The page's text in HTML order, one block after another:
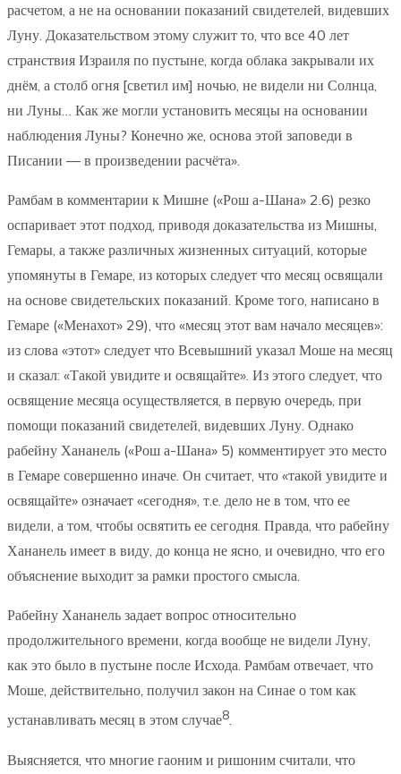
расчетом, а не на основании показаний свидетелей, видевших
Луну. Доказательством этому служит то, что все 40 лет
странствия Израиля по пустыне, когда облака закрывали их
днём, а столб огня [светил им] ночью, не видели ни Солнца,
ни Луны… Как же могли установить месяцы на основании
наблюдения Луны? Конечно же, основа этой заповеди в
Писании — в произведении расчёта».
Рамбам в комментарии к Мишне («Рош а-Шана» 2.6) резко
оспаривает этот подход, приводя доказательства из Мишны,
Гемары, а также различных жизненных ситуаций, которые
упомянуты в Гемаре, из которых следует что месяц освящали
на основе свидетельских показаний. Кроме того, написано в
Гемаре («Менахот» 29), что «месяц этот вам начало месяцев»:
из слова «этот» следует что Всевышний указал Моше на месяц
и сказал: «Такой увидите и освящайте». Из этого следует, что
освящение месяца осуществляется, в первую очередь, при
помощи показаний свидетелей, видевших Луну. Однако
рабейну Хананель («Рош а-Шана» 5) комментирует это место
в Гемаре совершенно иначе. Он считает, что «такой увидите и
освящайте» означает «сегодня», т.е. дело не в том, что ее
видели, а том, чтобы освятить ее сегодня. Правда, что рабейну
Хананель имеет в виду, до конца не ясно, и очевидно, что его
объяснение выходит за рамки простого смысла.
Рабейну Хананель задает вопрос относительно
продолжительного времени, когда вообще не видели Луну,
как это было в пустыне после Исхода. Рамбам отвечает, что
Моше, действительно, получил закон на Синае о том как
устанавливать месяц в этом случае8.
Выясняется, что многие гаоним и ришоним считали, что